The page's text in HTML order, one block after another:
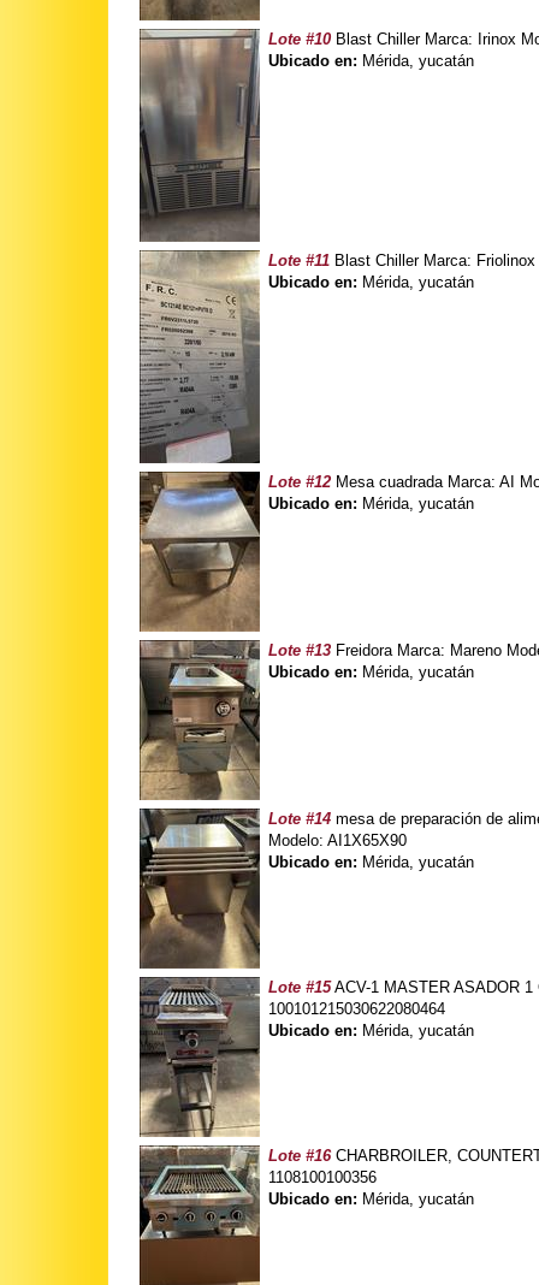
Lote #10 Blast Chiller Marca: Irinox
Ubicado en: Mérida, yucatán
Lote #11 Blast Chiller Marca:
Ubicado en: Mérida, yucatán
Lote #12 Mesa cuadrada Marca: AI
Ubicado en: Mérida, yucatán
Lote #13 Freidora Marca: Mareno
Ubicado en: Mérida, yucatán
Lote #14 mesa de preparación de
Modelo: AI1X65X90
Ubicado en: Mérida, yucatán
Lote #15ACV-1 MASTER ASADOR 1
100101215030622080464
Ubicado en: Mérida, yucatán
Lote #16CHARBROILER,
1108100100356
Ubicado en: Mérida, yucatán